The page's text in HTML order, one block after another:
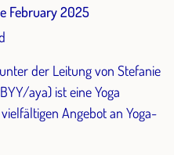
February 2025
der Leitung von Stefanie
aya) ist eine Yoga
Angebot an Yoga-